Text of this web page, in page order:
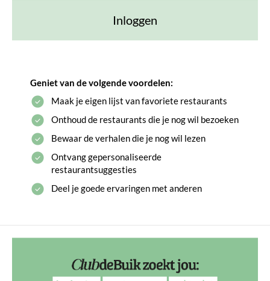
Inloggen
Geniet van de volgende voordelen:
Maak je eigen lijst van favoriete restaurants
Onthoud de restaurants die je nog wil bezoeken
Bewaar de verhalen die je nog wil lezen
Ontvang gepersonaliseerde
restaurantsuggesties
Deel je goede ervaringen met anderen